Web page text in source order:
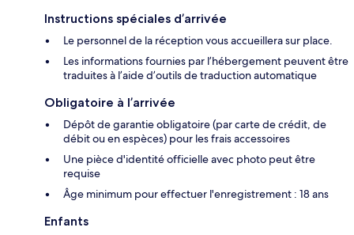
Instructions spéciales d’arrivée
Le personnel de la réception vous accueillera sur place.
Les informations fournies par l’hébergement peuvent être
traduites à l’aide d’outils de traduction automatique
Obligatoire à l’arrivée
Dépôt de garantie obligatoire (par carte de crédit, de
débit ou en espèces) pour les frais accessoires
Une pièce d'identité officielle avec photo peut être
requise
Âge minimum pour effectuer l'enregistrement : 18 ans
Enfants